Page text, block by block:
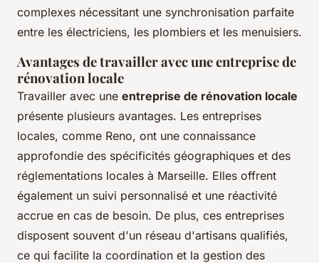
complexes nécessitant une synchronisation parfaite
entre les électriciens, les plombiers et les menuisiers.
Avantages de travailler avec une entreprise de
rénovation locale
Travailler avec une entreprise de rénovation locale
présente plusieurs avantages. Les entreprises
locales, comme Reno, ont une connaissance
approfondie des spécificités géographiques et des
réglementations locales à Marseille. Elles offrent
également un suivi personnalisé et une réactivité
accrue en cas de besoin. De plus, ces entreprises
disposent souvent d'un réseau d'artisans qualifiés,
ce qui facilite la coordination et la gestion des